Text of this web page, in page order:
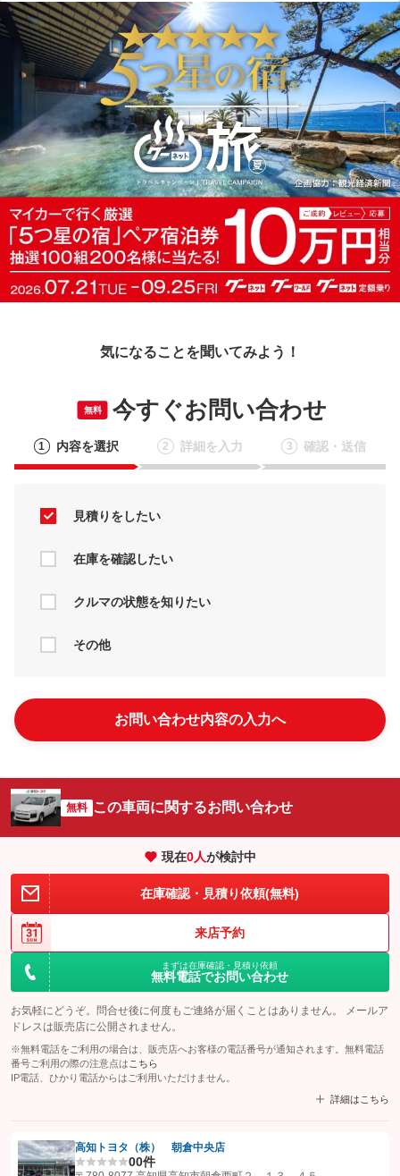
気になることを聞いてみよう！
無料 今すぐお問い合わせ
1 内容を選択 2 詳細を入力 3 確認・送信
見積りをしたい
在庫を確認したい
クルマの状態を知りたい
その他
お問い合わせ内容の入力へ
無料 この車両に関するお問い合わせ
現在0人が検討中
在庫確認・見積り依頼(無料)
来店予約
まずは在庫確認・見積り依頼
無料電話でお問い合わせ
お気軽にどうぞ。問合せ後に何度もご連絡が届くことはありません。 メールア
ドレスは販売店に公開されません。
※無料電話をご利用の場合は、販売店へお客様の電話番号が通知されます。無料電話
番号ご利用の際の注意点は こちら
IP電話、ひかり電話からはご利用いただけません。
詳細はこちら
【STEP1】認証画面でグーネットを友だち追加してから「許可する」ボタンを押
高知トヨタ（株） 朝倉中央店
00件